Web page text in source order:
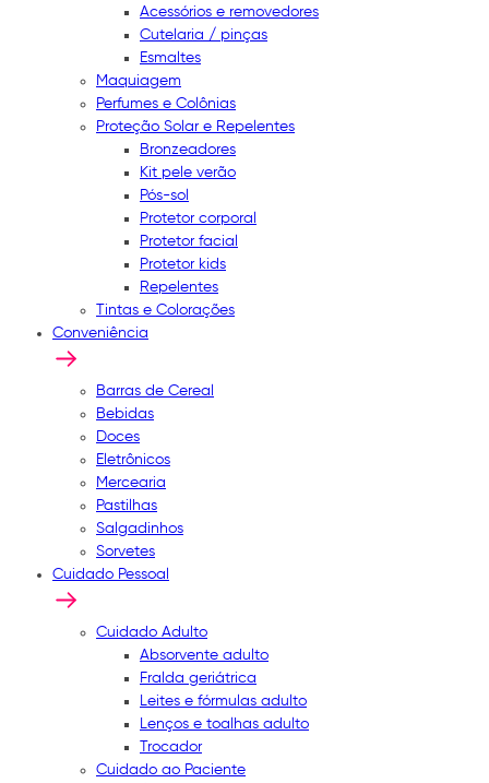
Acessórios e removedores
Cutelaria / pinças
Esmaltes
Maquiagem
Perfumes e Colônias
Proteção Solar e Repelentes
Bronzeadores
Kit pele verão
Pós-sol
Protetor corporal
Protetor facial
Protetor kids
Repelentes
Tintas e Colorações
Conveniência
Barras de Cereal
Bebidas
Doces
Eletrônicos
Mercearia
Pastilhas
Salgadinhos
Sorvetes
Cuidado Pessoal
Cuidado Adulto
Absorvente adulto
Fralda geriátrica
Leites e fórmulas adulto
Lenços e toalhas adulto
Trocador
Cuidado ao Paciente